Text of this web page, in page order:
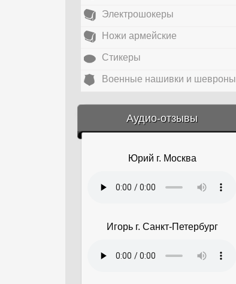
Электрошокеры
Ножи армейские
Стикеры
Военные нашивки и шевроны
Аудио-отзывы
&amp;nbsp;
Юрий г. Москва
Игорь г. Санкт-Петербург